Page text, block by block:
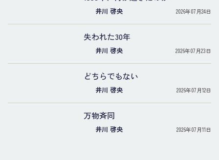
井川 啓央 2026年07月24日
失われた30年
井川 啓央 2026年07月23日
どちらでもない
井川 啓央 2026年07月12日
万物斉同
井川 啓央 2026年07月11日